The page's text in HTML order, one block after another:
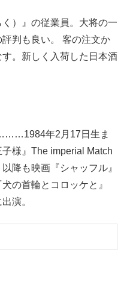
）』の従業員。大将の一
判も良い。 客の注文か
。新しく入荷した日本酒
年2月17日生ま
様』The imperial Match
降も映画『シャッフル』
の首輪とコロッケと』
演。